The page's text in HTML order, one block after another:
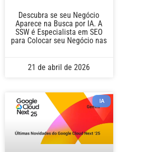
Descubra se seu Negócio
Aparece na Busca por IA. A
SSW é Especialista em SEO
para Colocar seu Negócio nas
21 de abril de 2026
IA